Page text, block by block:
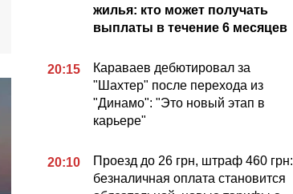
жилья: кто может получать
выплаты в течение 6 месяцев
20:15
Караваев дебютировал за
"Шахтер" после перехода из
"Динамо": "Это новый этап в
карьере"
20:10
Проезд до 26 грн, штраф 460 грн:
безналичная оплата становится